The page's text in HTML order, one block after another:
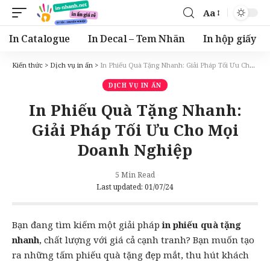
Font
Resizer
Aa
In Catalogue In Decal – Tem Nhãn In hộp giấy
Kiến thức > Dịch vụ in ấn > In Phiếu Quà Tặng Nhanh: Giải Pháp Tối Ưu Cho Mọi Doanh Nghiệp
DỊCH VỤ IN ẤN
In Phiếu Quà Tặng Nhanh:
Giải Pháp Tối Ưu Cho Mọi
Doanh Nghiệp
Last updated: 01/07/24
5 Min Read
Bạn đang tìm kiếm một giải phápin phiếu quà tặng
nhanh, chất lượng với giá cả cạnh tranh? Bạn muốn tạo
ra những tấm phiếu quà tặng đẹp mắt, thu hút khách